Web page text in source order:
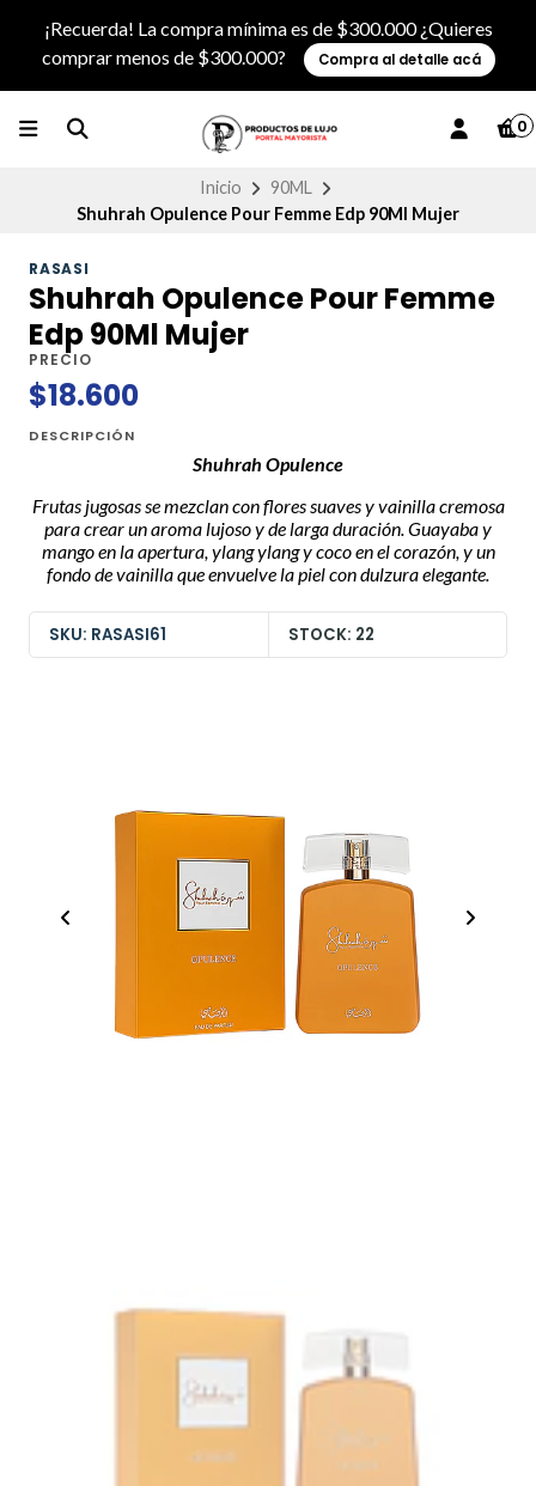
¡Recuerda! La compra mínima es de $300.000 ¿Quieres
comprar menos de $300.000?
Compra al detalle acá
0
Inicio
90ML
Shuhrah Opulence Pour Femme Edp 90Ml Mujer
RASASI
Shuhrah Opulence Pour Femme
Edp 90Ml Mujer
PRECIO
$18.600
DESCRIPCIÓN
Shuhrah Opulence
Frutas jugosas se mezclan con flores suaves y vainilla cremosa
para crear un aroma lujoso y de larga duración. Guayaba y
mango en la apertura, ylang ylang y coco en el corazón, y un
fondo de vainilla que envuelve la piel con dulzura elegante.
SKU: RASASI61 STOCK: 22